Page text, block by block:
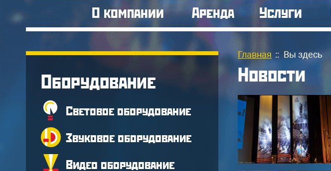
О компании Аренда Услуги
Оборудование
Световое оборудование
Звуковое оборудование
Видео оборудование
Главная :: Вы здесь
Новости